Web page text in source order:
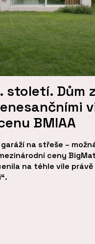
století. Dům
BMIAA
na střeše –
ceny
na téhle vile právě